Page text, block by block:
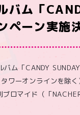
バム「
ペーン実施
バム「CANDY
ワーオンラインを除
ロマイド（「